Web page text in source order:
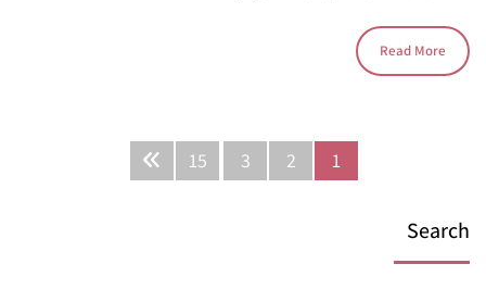
Read More
1
2
3
15
Search